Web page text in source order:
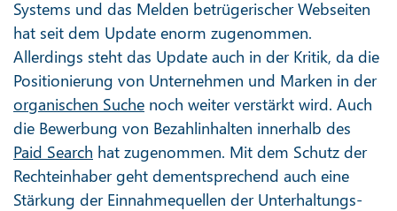
Systems und das Melden betrügerischer Webseiten
hat seit dem Update enorm zugenommen.
Allerdings steht das Update auch in der Kritik, da die
Positionierung von Unternehmen und Marken in der
organischen Suche noch weiter verstärkt wird. Auch
die Bewerbung von Bezahlinhalten innerhalb des
Paid Search hat zugenommen. Mit dem Schutz der
Rechteinhaber geht dementsprechend auch eine
Stärkung der Einnahmequellen der Unterhaltungs-